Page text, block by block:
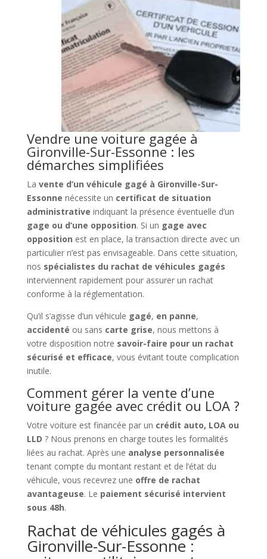
Vendre une voiture gagée à
Gironville-Sur-Essonne : les
démarches simplifiées
La vente d’un véhicule gagé à Gironville-Sur-
Essonne nécessite un certificat de situation
administrative indiquant la présence éventuelle d’un
gage ou d’une opposition. Si un gage avec
opposition est en place, la transaction directe avec un
particulier n’est pas envisageable. Dans cette situation,
nos spécialistes du rachat de véhicules gagés
interviennent rapidement pour assurer un rachat
conforme à la réglementation.
Qu’il s’agisse d’un véhicule gagé, en panne,
accidenté ou sans carte grise, nous mettons à
votre disposition notre savoir-faire pour un rachat
sécurisé et efficace, vous évitant toute complication
inutile.
Comment gérer la vente d’une
voiture gagée avec crédit ou LOA ?
Votre voiture est financée par un crédit auto, LOA ou
LLD ? Nous prenons en charge toutes les formalités
liées au rachat. Après une analyse personnalisée
tenant compte du montant restant et de l’état du
véhicule, vous recevrez une offre de rachat
avantageuse. Le paiement sécurisé intervient
sous 48h.
Rachat de véhicules gagés à
Gironville-Sur-Essonne :